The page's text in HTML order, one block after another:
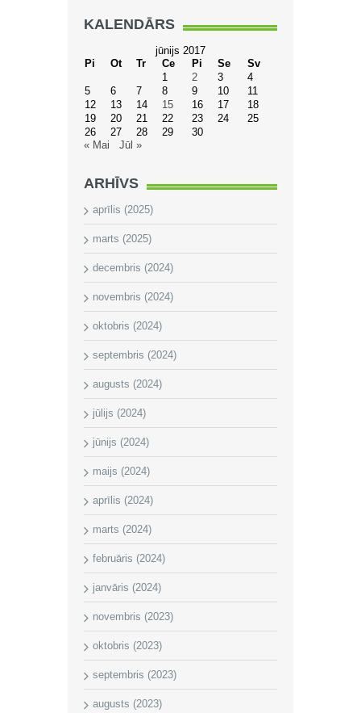
KALENDĀRS
jūnijs 2017
Pi
Ot Tr Ce Pi Se
Sv
1
2 3
4
5
6 7 8 9 10
11
12
13 14 15 16 17
18
19
20 21 22 23 24
25
26
27 28 29
30
« Mai
Jūl »
ARHĪVS
aprīlis (2025)
marts (2025)
decembris (2024)
novembris (2024)
oktobris (2024)
septembris (2024)
augusts (2024)
jūlijs (2024)
jūnijs (2024)
maijs (2024)
aprīlis (2024)
marts (2024)
februāris (2024)
janvāris (2024)
novembris (2023)
oktobris (2023)
septembris (2023)
augusts (2023)